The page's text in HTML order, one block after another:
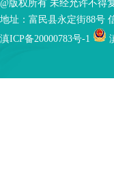
@版权所有 未经允许不得
地址：富民县永定街88号
滇ICP备20000783号-1